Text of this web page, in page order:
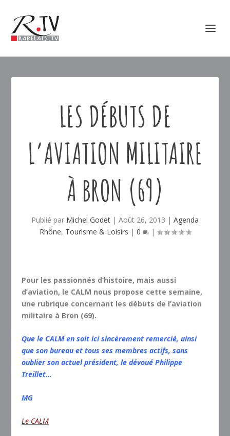
LES DÉBUTS DE
L’AVIATION MILITAIRE
À BRON (69)
Publié par Michel Godet | Août 26, 2013 | Agenda
Rhône, Tourisme & Loisirs | 0 |
Pour les passionnés d’histoire, mais aussi
d’aviation, le CALM nous propose cette semaine,
une rubrique concernant les débuts de l’aviation
militaire à Bron (69).
Que le CALM en soit ici sincèrement remercié, ainsi
que son bureau et tous ses membres actifs, sans
oublier son actuel président, le dévoué Philippe
Treillet…
MG
Le CALM